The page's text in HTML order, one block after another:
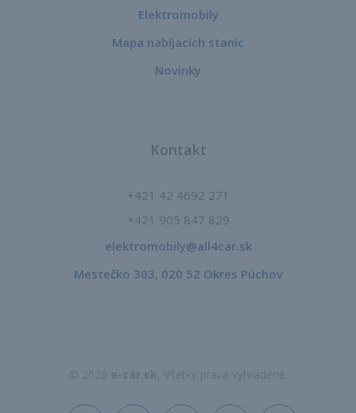
Elektromobily
Mapa nabíjacích staníc
Novinky
Kontakt
+421 42 4692 271
+421 905 847 829
elektromobily@all4car.sk​
Mestečko 303, 020 52 Okres Púchov